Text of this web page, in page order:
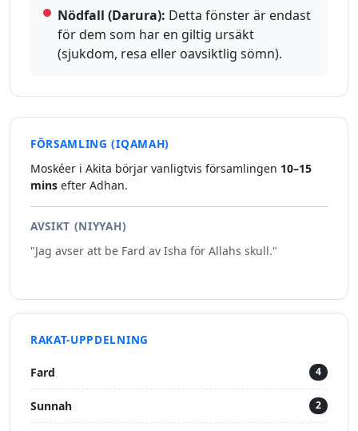
Nödfall (Darura): Detta fönster är endast
för dem som har en giltig ursäkt
(sjukdom, resa eller oavsiktlig sömn).
FÖRSAMLING (IQAMAH)
Moskéer i Akita börjar vanligtvis församlingen 10–15
mins efter Adhan.
AVSIKT (NIYYAH)
"Jag avser att be Fard av Isha för Allahs skull."
RAKAT-UPPDELNING
Fard 4
Sunnah 2